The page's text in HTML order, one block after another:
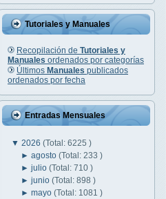
Tutoriales y Manuales
Recopilación de Tutoriales y
Manuales ordenados por categorías
Últimos Manuales publicados
ordenados por fecha
Entradas Mensuales
▼ 2026 (Total: 6225 )
►agosto(Total: 233 )
►julio(Total: 710 )
►junio(Total: 898 )
►mayo(Total: 1081 )